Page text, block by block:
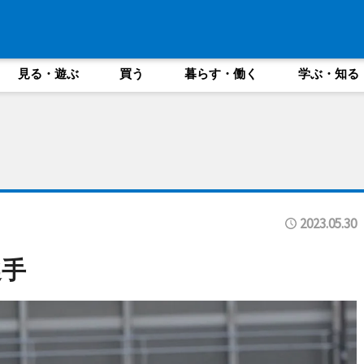
見る・遊ぶ 買う 暮らす・働く 学ぶ・知る
2023.05.30